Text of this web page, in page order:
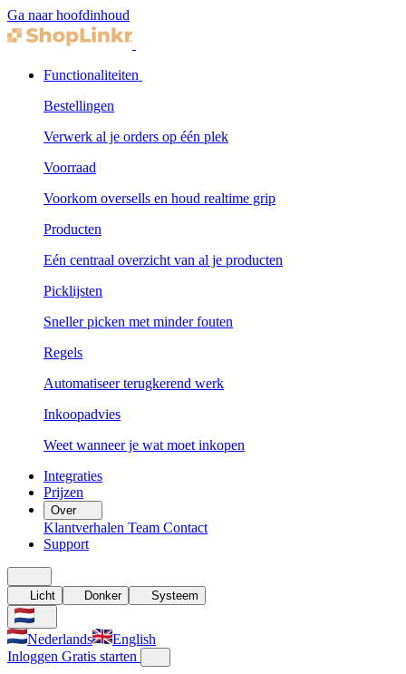
Ga naar hoofdinhoud
Functionaliteiten
Bestellingen
Verwerk al je orders op één plek
Voorraad
Voorkom oversells en houd realtime grip
Producten
Eén centraal overzicht van al je producten
Picklijsten
Sneller picken met minder fouten
Regels
Automatiseer terugkerend werk
Inkoopadvies
Weet wanneer je wat moet inkopen
Integraties
Prijzen
Over
Klantverhalen Team Contact
Support
Licht Donker Systeem
Nederlands
English
Inloggen Gratis starten